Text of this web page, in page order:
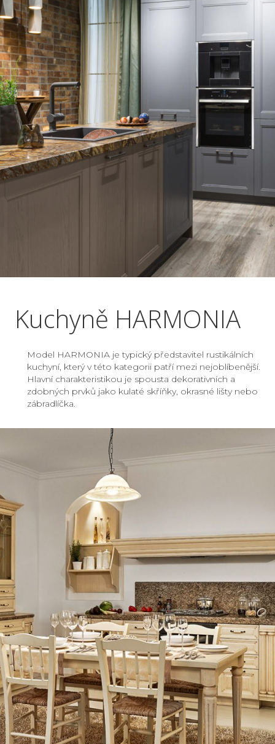
Kuchyně HARMONIA
Model HARMONIA je typický představitel rustikálních
kuchyní, který v této kategorii patří mezi nejoblíbenější.
Hlavní charakteristikou je spousta dekorativních a
zdobných prvků jako kulaté skříňky, okrasné lišty nebo
zábradlíčka.